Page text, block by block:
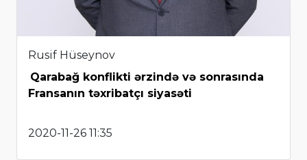
Rusif Hüseynov
Qarabağ konflikti ərzində və sonrasında
Fransanın təxribatçı siyasəti
2020-11-26 11:35